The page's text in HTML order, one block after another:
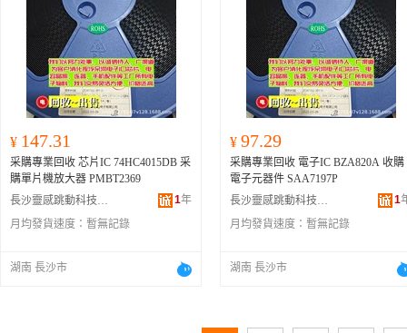
¥ 147.31
采購專業回收 芯片IC 74HC4015DB 采
購單片機放大器 PMBT2369
長沙靈感跳動科技有限公司
1年
月均發貨速度： 暫無記錄
湖南 長沙市
¥ 97.29
采購專業回收 電子IC BZA820A 收購
電子元器件 SAA7197P
長沙靈感跳動科技有限公司
1
月均發貨速度： 暫無記錄
湖南 長沙市